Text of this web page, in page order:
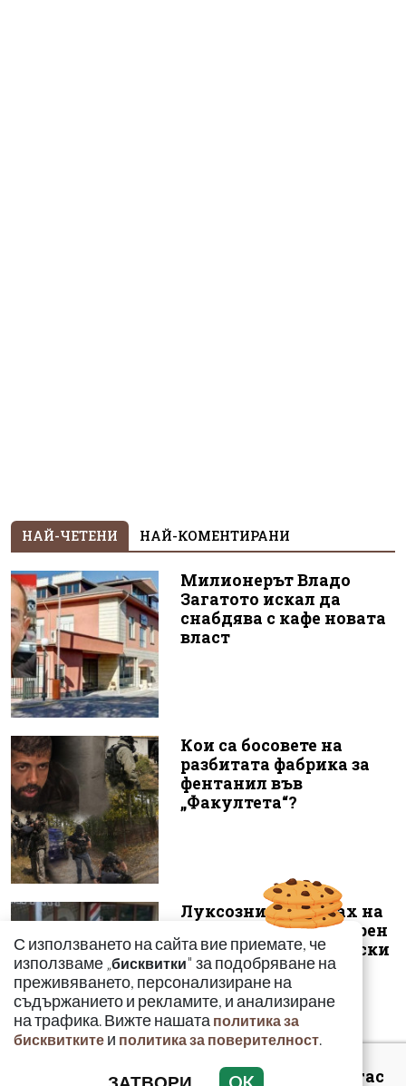
НАЙ-ЧЕТЕНИ НАЙ-КОМЕНТИРАНИ
Милионерът Владо
Загатото искал да
снабдява с кафе новата
власт
Кои са босовете на
разбитата фабрика за
фентанил във
„Факултета“?
Луксозният майбах на
Митьо Очите опожарен
заради балони с райски
газ
Арестуваният в Бургас
С използването на сайта вие приемате, че
използваме „бисквитки" за подобряване на
преживяването, персонализиране на
съдържанието и рекламите, и анализиране
на трафика. Вижте нашата политика за
бисквитките и политика за поверителност.